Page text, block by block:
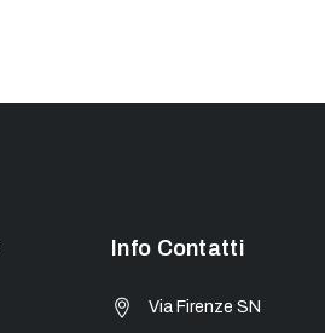
Info Contatti
Via Firenze SN